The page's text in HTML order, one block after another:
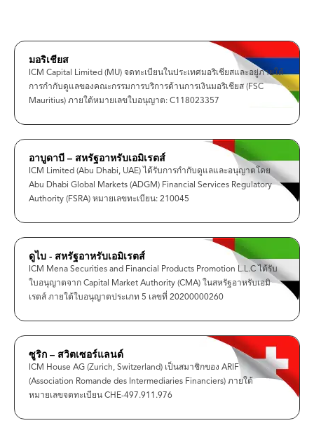
มอริเชียส
ICM Capital Limited (MU) จดทะเบียนในประเทศมอริเชียสและอยู่ภายใต้
การกำกับดูแลของคณะกรรมการบริการด้านการเงินมอริเชียส (FSC
Mauritius) ภายใต้หมายเลขใบอนุญาต: C118023357
อาบูดาบี – สหรัฐอาหรับเอมิเรตส์
ICM Limited (Abu Dhabi, UAE) ได้รับการกำกับดูแลและอนุญาตโดย
Abu Dhabi Global Markets (ADGM) Financial Services Regulatory
Authority (FSRA) หมายเลขทะเบียน: 210045
ดูไบ - สหรัฐอาหรับเอมิเรตส์
ICM Mena Securities and Financial Products Promotion L.L.C ได้รับ
ใบอนุญาตจาก Capital Market Authority (CMA) ในสหรัฐอาหรับเอมิ
เรตส์ ภายใต้ใบอนุญาตประเภท 5 เลขที่ 20200000260
ซูริก – สวิตเซอร์แลนด์
ICM House AG (Zurich, Switzerland) เป็นสมาชิกของ ARIF
(Association Romande des Intermediaries Financiers) ภายใต้
หมายเลขจดทะเบียน CHE-497.911.976